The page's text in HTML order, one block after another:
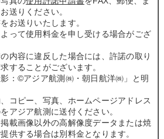
送りください。
お送りいたします。
って使用料金を申し受ける場合がござ
内容に違反した場合には、許諾の取り
することがございます。
：©アジア航測㈱・朝日航洋㈱」と明
コピー、写真、ホームページアドレス
アジア航測に送付ください。
載画像以外の高解像度データまたは焼
供する場合は別料金となります。